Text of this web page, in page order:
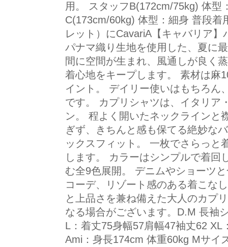
用。 スタッフB(172cm/75kg) 体型
C(173cm/60kg) 体型：細身 普段着
レット）にCavariA【キャバリア
パナマ織り生地を使用した、夏に
間に空間が生まれ、風通しが良く
着心地をキープします。 素材は麻
イント。 デイリー使いはもちろん
です。 カプリシャツは、イタリア
ン。 程よく開いたネックラインと
ぎず、きちんと感も保てる絶妙な
ックスフィット。 一枚でさらっと
します。 カラーはシンプルで着回
む全9色展開。 デニムやショーツ
コーデ、リゾート感のある着こな
と上品さを兼ね備えた大人のカプ
なる場合がございます。D.M 長袖
L：着丈75身幅57肩幅47袖丈62
Ami：身長174cm 体重60kg Mサイ